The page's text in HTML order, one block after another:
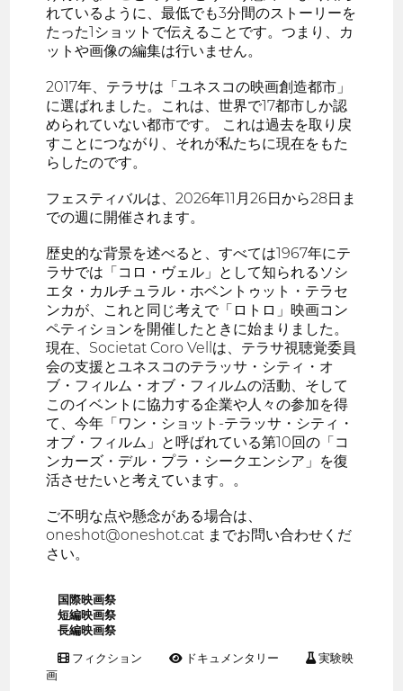
れているように、最低でも3分間のストーリーを
たった1ショットで伝えることです。つまり、カ
ットや画像の編集は行いません。
2017年、テラサは「ユネスコの映画創造都市」
に選ばれました。これは、世界で17都市しか認
められていない都市です。 これは過去を取り戻
すことにつながり、それが私たちに現在をもた
らしたのです。
フェスティバルは、2026年11月26日から28日ま
での週に開催されます。
歴史的な背景を述べると、すべては1967年にテ
ラサでは「コロ・ヴェル」として知られるソシ
エタ・カルチュラル・ホベントゥット・テラセ
ンカが、これと同じ考えで「ロトロ」映画コン
ペティションを開催したときに始まりました。
現在、Societat Coro Vellは、テラサ視聴覚委員
会の支援とユネスコのテラッサ・シティ・オ
ブ・フィルム・オブ・フィルムの活動、そして
このイベントに協力する企業や人々の参加を得
て、今年「ワン・ショット-テラッサ・シティ・
オブ・フィルム」と呼ばれている第10回の「コ
ンカーズ・デル・プラ・シークエンシア」を復
活させたいと考えています。。
ご不明な点や懸念がある場合は、
oneshot@oneshot.cat までお問い合わせくだ
さい。
国際映画祭
短編映画祭
長編映画祭
フィクション ドキュメンタリー
実験映
画